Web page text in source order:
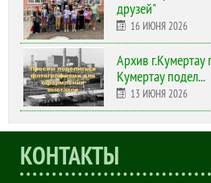
друзей"
16 ИЮНЯ 2026
Архив г.Кумертау
Кумертау подел...
13 ИЮНЯ 2026
КОНТАКТЫ